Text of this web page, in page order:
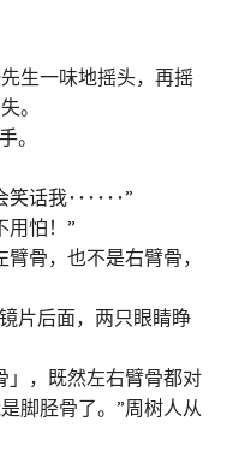
生一味地摇头，再摇
。
。
话我･･････”
怕！”
骨，也不是右臂骨，
片后面，两只眼睛睁
，既然左右臂骨都对
脚胫骨了。”周树人从